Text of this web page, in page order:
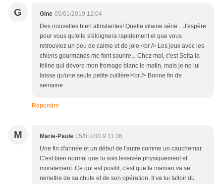
G Gine 05/01/2019 12:04
Des nouvelles bien attristantes! Quelle vilaine série... J'espère
pour vous qu'elle s'éloignera rapidement et que vous
retrouviez un peu de calme et de joie.<br /> Les jeux avec les
chiens gourmands me font sourire... Chez moi, c'est Seita la
féline qui dévore mon fromage blanc le matin, mais je ne lui
laisse qu'une seule petite cuillère!<br /> Bonne fin de
semaine.
Répondre
M Marie-Paule 05/01/2019 11:36
Une fin d'année et un début de l'autre comme un cauchemar.
C'est bien normal que tu sois lessivée physiquement et
moralement. Ce qui est positif, c'est que ta maman va se
remettre de sa chute et de son opération. Il va lui falloir du